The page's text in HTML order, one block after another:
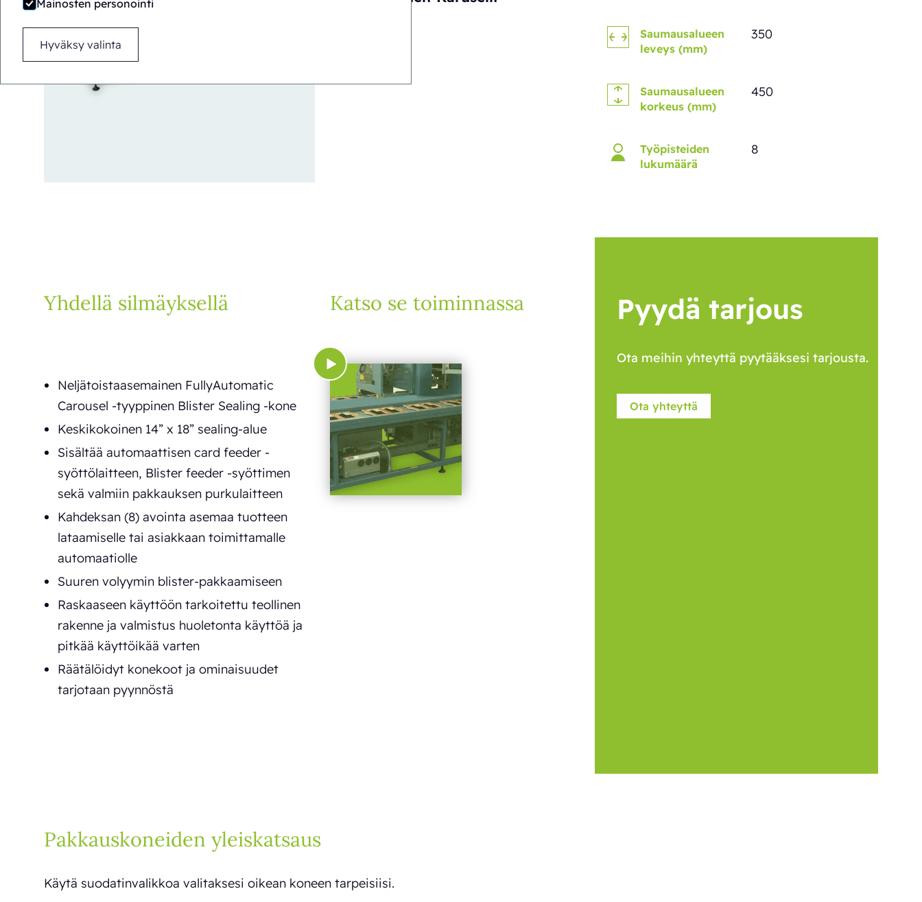
Mainosten personointi
Hyväksy valinta
Saumausalueen
leveys (mm)
350
Saumausalueen
korkeus (mm)
450
Työpisteiden
lukumäärä
8
Yhdellä silmäyksellä
Neljätoistaasemainen FullyAutomatic
Carousel -tyyppinen Blister Sealing -kone
Keskikokoinen 14” x 18” sealing-alue
Sisältää automaattisen card feeder -
syöttölaitteen, Blister feeder -syöttimen
sekä valmiin pakkauksen purkulaitteen
Kahdeksan (8) avointa asemaa tuotteen
lataamiselle tai asiakkaan toimittamalle
automaatiolle
Suuren volyymin blister-pakkaamiseen
Raskaaseen käyttöön tarkoitettu teollinen
rakenne ja valmistus huoletonta käyttöä ja
pitkää käyttöikää varten
Räätälöidyt konekoot ja ominaisuudet
tarjotaan pyynnöstä
Katso se toiminnassa Pyydä tarjous
Ota meihin yhteyttä pyytääksesi tarjousta.
Ota yhteyttä
Pakkauskoneiden yleiskatsaus
Käytä suodatinvalikkoa valitaksesi oikean koneen tarpeisiisi.